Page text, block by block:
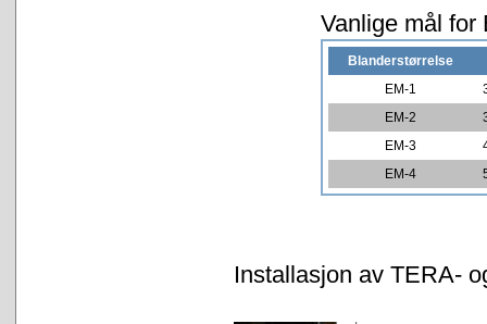
Vanlige mål for
Blanderstørrelse
EM-1
EM-2
EM-3
EM-4
Installasjon av TERA-